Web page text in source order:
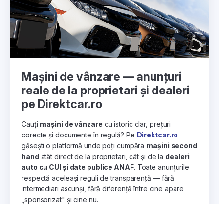
Mașini de vânzare — anunțuri
reale de la proprietari și dealeri
pe Direktcar.ro
Cauți mașini de vânzare cu istoric clar, prețuri
corecte și documente în regulă? Pe Direktcar.ro
găsești o platformă unde poți cumpăra mașini second
hand atât direct de la proprietari, cât și de la dealeri
auto cu CUI și date publice ANAF. Toate anunțurile
respectă aceleași reguli de transparență — fără
intermediari ascunși, fără diferență între cine apare
„sponsorizat" și cine nu.